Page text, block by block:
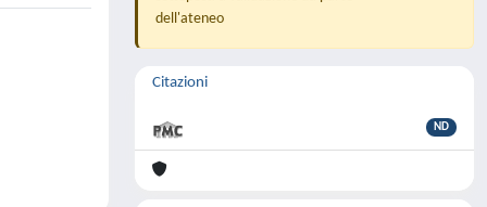
dell'ateneo
Citazioni
ND